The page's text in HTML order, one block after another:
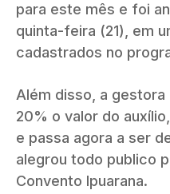
para este mês e foi
quinta-feira (21), em
cadastrados no
Além disso, a gestora
20% o valor do
e passa agora a ser
alegrou todo publico
Convento Ipuarana.